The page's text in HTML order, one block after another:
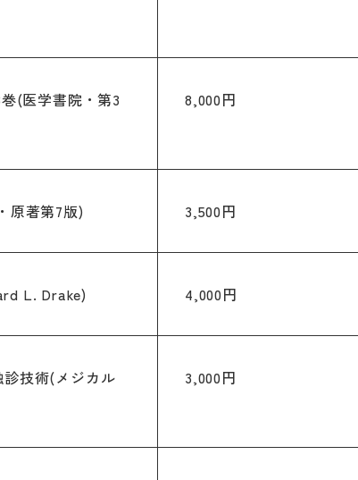
(医学書院・第3
8,000円
原著第7版) 3,500円
L. Drake) 4,000円
技術(メジカル
3,000円